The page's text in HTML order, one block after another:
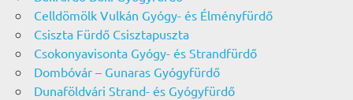
Celldömölk Vulkán Gyógy- és Élményfürdő
Csiszta Fürdő Csisztapuszta
Csokonyavisonta Gyógy- és Strandfürdő
Dombóvár – Gunaras Gyógyfürdő
Dunaföldvári Strand- és Gyógyfürdő